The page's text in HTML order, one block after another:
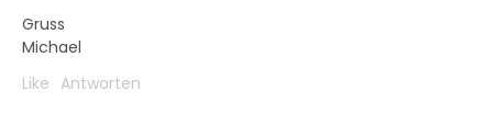
Gruss
Michael
Like Antworten